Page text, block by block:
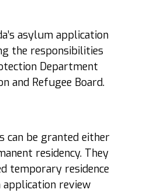
asylum application
the responsibilities
Department
and Refugee Board.
can be granted either
residency. They
temporary residence
review